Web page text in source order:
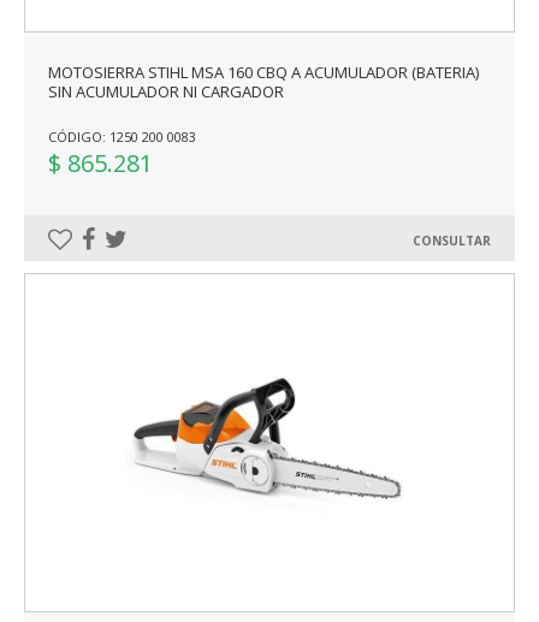
MOTOSIERRA STIHL MSA 160 CBQ A ACUMULADOR (BATERIA)
SIN ACUMULADOR NI CARGADOR
CÓDIGO: 1250 200 0083
$ 865.281
CONSULTAR